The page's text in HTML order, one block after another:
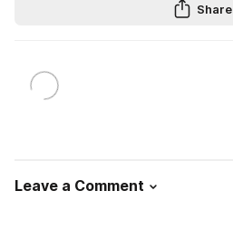
Share
Leave a Comment